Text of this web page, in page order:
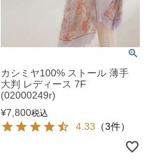
カシミヤ100% ストール 薄手
大判 レディース 7F
(02000249r)
¥7,800税込
4.33 （3件）